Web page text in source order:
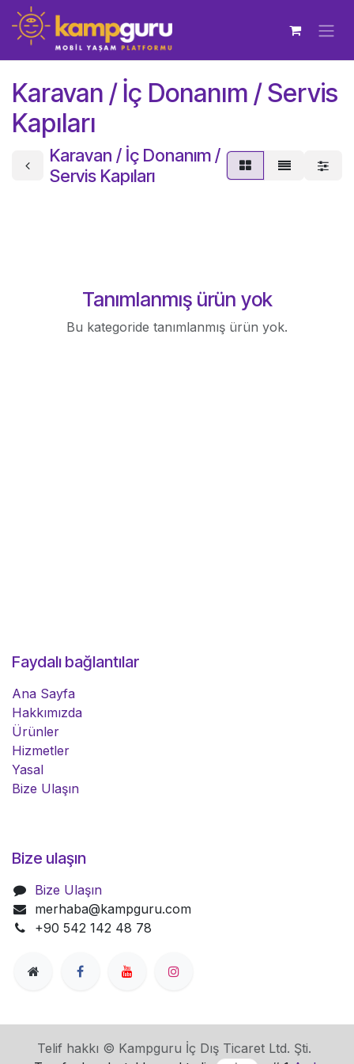
İçereği Atla
Karavan / İç Donanım / Servis
Kapıları
Karavan / İç Donanım /
Servis Kapıları
Tanımlanmış ürün yok
Bu kategoride tanımlanmış ürün yok.
Faydalı bağlantılar
Ana Sayfa
Hakkımızda
Ürünler
Hizmetler
Yasal
Bize Ulaşın
Bize ulaşın
Bize Ulaşın
merhaba@kampguru.com
+90 542 142 48 78
Telif hakkı © Kampguru İç Dış Ticaret Ltd. Şti.